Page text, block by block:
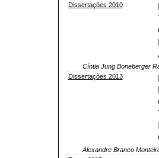
Dissertações 2010
Cíntia Jung Boneberger
Dissertações 2013
Alexandre Branco